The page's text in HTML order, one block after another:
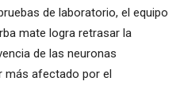
de laboratorio, el equipo
mate logra retrasar la
de las neuronas
más afectado por el